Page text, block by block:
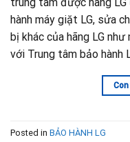
trung tâm được hãng
hành máy giặt LG, sửa
bị khác của hãng LG
với Trung tâm bảo hành
Posted in BẢO HÀNH LG